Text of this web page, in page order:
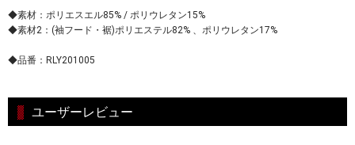
◆素材：ポリエスエル85% / ポリウレタン15%
◆素材2：(袖フード・裾)ポリエステル82% 、ポリウレタン17%
◆品番：RLY201005
ユーザーレビュー